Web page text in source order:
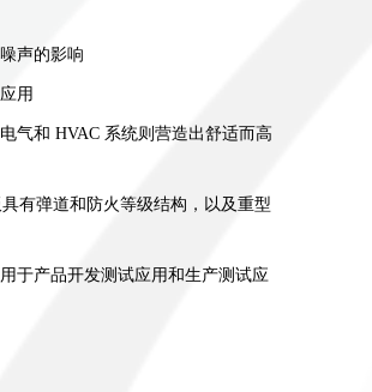
声的影响
用
气和 HVAC 系统则营造出舒适而高
有弹道和防火等级结构，以及重型
于产品开发测试应用和生产测试应